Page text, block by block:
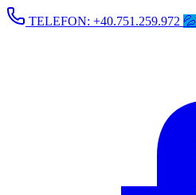
TELEFON: +40.751.259.972 💦